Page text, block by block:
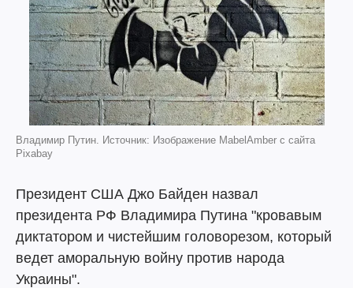
Владимир Путин. Источник: Изображение MabelAmber с сайта
Pixabay
Президент США Джо Байден назвал
президента РФ Владимира Путина "кровавым
диктатором и чистейшим головорезом, который
ведет аморальную войну против народа
Украины".